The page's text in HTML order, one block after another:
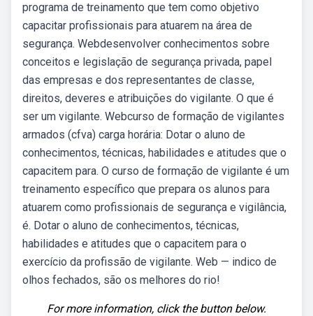
programa de treinamento que tem como objetivo
capacitar profissionais para atuarem na área de
segurança. Webdesenvolver conhecimentos sobre
conceitos e legislação de segurança privada, papel
das empresas e dos representantes de classe,
direitos, deveres e atribuições do vigilante. O que é
ser um vigilante. Webcurso de formação de vigilantes
armados (cfva) carga horária: Dotar o aluno de
conhecimentos, técnicas, habilidades e atitudes que o
capacitem para. O curso de formação de vigilante é um
treinamento específico que prepara os alunos para
atuarem como profissionais de segurança e vigilância,
é. Dotar o aluno de conhecimentos, técnicas,
habilidades e atitudes que o capacitem para o
exercício da profissão de vigilante. Web — indico de
olhos fechados, são os melhores do rio!
For more information, click the button below.